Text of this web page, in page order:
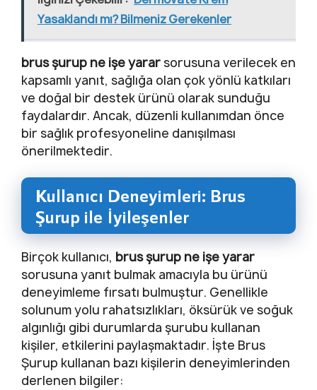
Yasaklandı mı? Bilmeniz Gerekenler
brus şurup ne işe yarar sorusuna verilecek en
kapsamlı yanıt, sağlığa olan çok yönlü katkıları
ve doğal bir destek ürünü olarak sunduğu
faydalardır. Ancak, düzenli kullanımdan önce
bir sağlık profesyoneline danışılması
önerilmektedir.
Kullanıcı Deneyimleri: Brus
Şurup ile İyileşenler
Birçok kullanıcı, brus şurup ne işe yarar
sorusuna yanıt bulmak amacıyla bu ürünü
deneyimleme fırsatı bulmuştur. Genellikle
solunum yolu rahatsızlıkları, öksürük ve soğuk
algınlığı gibi durumlarda şurubu kullanan
kişiler, etkilerini paylaşmaktadır. İşte Brus
Şurup kullanan bazı kişilerin deneyimlerinden
derlenen bilgiler: